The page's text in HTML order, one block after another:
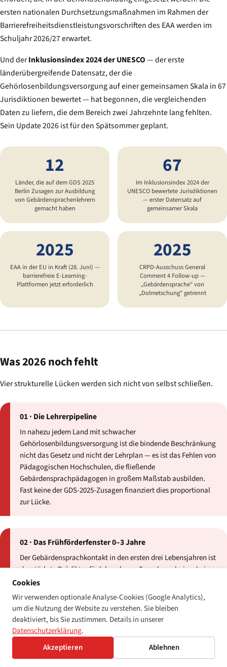
ersten nationalen Durchsetzungsmaßnahmen im Rahmen der
Barrierefreiheitsdienstleistungsvorschriften des EAA werden im
Schuljahr 2026/27 erwartet.
Und derInklusionsindex 2024 der UNESCO— der erste
länderübergreifende Datensatz, der die
Gehörlosenbildungsversorgung auf einer gemeinsamen Skala in 67
Jurisdiktionen bewertet — hat begonnen, die vergleichenden
Daten zu liefern, die dem Bereich zwei Jahrzehnte lang fehlten.
Sein Update 2026 ist für den Spätsommer geplant.
12
Länder, die auf dem GDS 2025
Berlin Zusagen zur Ausbildung
von Gebärdensprachenlehrern
gemacht haben
67
Im Inklusionsindex 2024 der
UNESCO bewertete Jurisdiktionen
— erster Datensatz auf
gemeinsamer Skala
2025
EAA in der EU in Kraft (28. Juni) —
barrierefreie E-Learning-
Plattformen jetzt erforderlich
2025
CRPD-Ausschuss General
Comment 4 Follow-up —
„Gebärdensprache“ von
„Dolmetschung“ getrennt
Was 2026 noch fehlt
Vier strukturelle Lücken werden sich nicht von selbst schließen.
01 · Die Lehrerpipeline
In nahezu jedem Land mit schwacher
Gehörlosenbildungsversorgung ist die bindende Beschränkung
nicht das Gesetz und nicht der Lehrplan — es ist das Fehlen von
Pädagogischen Hochschulen, die fließende
Gebärdensprachpädagogen in großem Maßstab ausbilden.
Fast keine der GDS-2025-Zusagen finanziert dies proportional
zur Lücke.
02 · Das Frühförderfenster 0–3 Jahre
Der Gebärdensprachkontakt in den ersten drei Lebensjahren ist
der stärkste Prädiktor für lebenslange Sprachergebnisse bei
gehörlosen Kindern. Öffentliche Frühförderprogramme, die
dies tatsächlich liefern — statt Familien an private
Sprachtherapie zu verweisen —, sind auf weniger als einem
Dutzend Länder konzentriert.
03 · Taubblinde Kinder im Besonderen
Cookies
Wir verwenden optionale Analyse-Cookies (Google Analytics),
um die Nutzung der Website zu verstehen. Sie bleiben
deaktiviert, bis Sie zustimmen. Details in unserer
Datenschutzerklärung.
Akzeptieren
Ablehnen